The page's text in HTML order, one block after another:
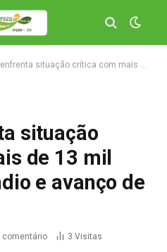
crítica com mais de 13 mil focos de incêndio e avanço de seca grave
situação
de 13 mil
e avanço de
comentário 3 Visitas